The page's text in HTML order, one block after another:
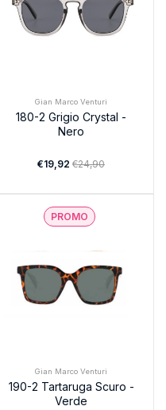
Gian Marco Venturi
180-2 Grigio Crystal -
Nero
€19,92 €24,90
PROMO
Gian Marco Venturi
190-2 Tartaruga Scuro -
Verde